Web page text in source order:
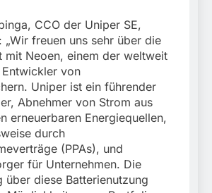
CCO der Uniper SE,
„Wir freuen uns sehr über die
mit Neoen, einem der weltweit
von
Uniper ist ein führender
Abnehmer von Strom aus
erneuerbaren Energiequellen,
durch
(PPAs), und
für Unternehmen. Die
über diese Batterienutzung